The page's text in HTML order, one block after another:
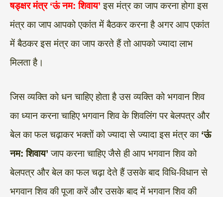
षड्क्षर मंत्र ‘ऊं नम: शिवाय’ इस मंत्र का जाप करना होगा इस
मंत्र का जाप आपको एकांत में बैठकर करना है अगर आप एकांत
में बैठकर इस मंत्र का जाप करते हैं तो आपको ज्यादा लाभ
मिलता है।
जिस व्यक्ति को धन चाहिए होता है उस व्यक्ति को भगवान शिव
का ध्यान करना चाहिए भगवान शिव के शिवलिंग पर बेलपत्र और
बेल का फल चढ़ाकर भक्तों को ज्यादा से ज्यादा इस मंत्र का‘ऊं
नम: शिवाय’ जाप करना चाहिए जैसे ही आप भगवान शिव को
बेलपत्र और बेल का फल चढ़ा देते हैं उसके बाद विधि-विधान से
भगवान शिव की पूजा करें और उसके बाद में भगवान शिव की